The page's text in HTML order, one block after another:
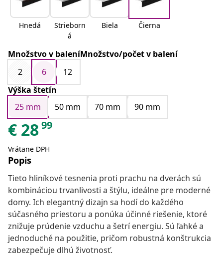
Hnedá
Strieborn
á
Biela Čierna
Množstvo v baleníMnožstvo/počet v balení
2
6
12
Výška štetín
25 mm
50 mm 70 mm 90 mm
€ 2899
Vrátane DPH
Popis
Tieto hliníkové tesnenia proti prachu na dverách sú
kombináciou trvanlivosti a štýlu, ideálne pre moderné
domy. Ich elegantný dizajn sa hodí do každého
súčasného priestoru a ponúka účinné riešenie, ktoré
znižuje prúdenie vzduchu a šetrí energiu. Sú ľahké a
jednoduché na použitie, pričom robustná konštrukcia
zabezpečuje dlhú životnosť.